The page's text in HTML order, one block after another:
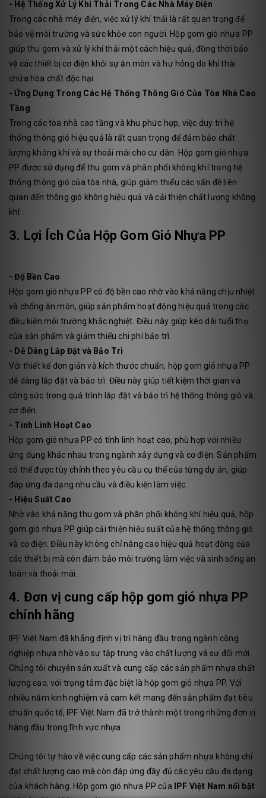
- Hệ Thống Xử Lý Khí Thải Trong Các Nhà Máy Điện
Trong các nhà máy điện, việc xử lý khí thải là rất quan trọng để
bảo vệ môi trường và sức khỏe con người. Hộp gom gió nhựa PP
giúp thu gom và xử lý khí thải một cách hiệu quả, đồng thời bảo
vệ các thiết bị cơ điện khỏi sự ăn mòn và hư hỏng do khí thải
chứa hóa chất độc hại.
- Ứng Dụng Trong Các Hệ Thống Thông Gió Của Tòa Nhà Cao
Tầng
Trong các tòa nhà cao tầng và khu phức hợp, việc duy trì hệ
thống thông gió hiệu quả là rất quan trọng để đảm bảo chất
lượng không khí và sự thoải mái cho cư dân. Hộp gom gió nhựa
PP được sử dụng để thu gom và phân phối không khí trong hệ
thống thông gió của tòa nhà, giúp giảm thiểu các vấn đề liên
quan đến thông gió không hiệu quả và cải thiện chất lượng không
khí.
3. Lợi Ích Của Hộp Gom Gió Nhựa PP
- Độ Bền Cao
Hộp gom gió nhựa PP có độ bền cao nhờ vào khả năng chịu nhiệt
và chống ăn mòn, giúp sản phẩm hoạt động hiệu quả trong các
điều kiện môi trường khắc nghiệt. Điều này giúp kéo dài tuổi thọ
của sản phẩm và giảm thiểu chi phí bảo trì.
- Dễ Dàng Lắp Đặt và Bảo Trì
Với thiết kế đơn giản và kích thước chuẩn, hộp gom gió nhựa PP
dễ dàng lắp đặt và bảo trì. Điều này giúp tiết kiệm thời gian và
công sức trong quá trình lắp đặt và bảo trì hệ thống thông gió và
cơ điện.
- Tính Linh Hoạt Cao
Hộp gom gió nhựa PP có tính linh hoạt cao, phù hợp với nhiều
ứng dụng khác nhau trong ngành xây dựng và cơ điện. Sản phẩm
có thể được tùy chỉnh theo yêu cầu cụ thể của từng dự án, giúp
đáp ứng đa dạng nhu cầu và điều kiện làm việc.
- Hiệu Suất Cao
Nhờ vào khả năng thu gom và phân phối không khí hiệu quả, hộp
gom gió nhựa PP giúp cải thiện hiệu suất của hệ thống thông gió
và cơ điện. Điều này không chỉ nâng cao hiệu quả hoạt động của
các thiết bị mà còn đảm bảo môi trường làm việc và sinh sống an
toàn và thoải mái.
4. Đơn vị cung cấp hộp gom gió nhựa PP
chính hãng
IPF Việt Nam đã khẳng định vị trí hàng đầu trong ngành công
nghiệp nhựa nhờ vào sự tập trung vào chất lượng và sự đổi mới.
Chúng tôi chuyên sản xuất và cung cấp các sản phẩm nhựa chất
lượng cao, với trọng tâm đặc biệt là hộp gom gió nhựa PP. Với
nhiều năm kinh nghiệm và cam kết mang đến sản phẩm đạt tiêu
chuẩn quốc tế, IPF Việt Nam đã trở thành một trong những đơn vị
hàng đầu trong lĩnh vực nhựa.
Chúng tôi tự hào về việc cung cấp các sản phẩm nhựa không chỉ
đạt chất lượng cao mà còn đáp ứng đầy đủ các yêu cầu đa dạng
của khách hàng. Hộp gom gió nhựa PP của
IPF Việt Nam nổi bật